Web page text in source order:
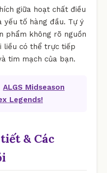
giữa hoạt chất điều
yếu tố hàng đầu. Tự ý
phẩm không rõ nguồn
liều có thể trực tiếp
tim mạch của bạn.
ALGS Midseason
Legends!
& Các